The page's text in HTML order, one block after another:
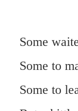
Some
Some to
Some to